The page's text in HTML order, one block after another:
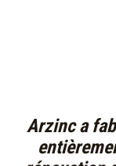
Arzinc a